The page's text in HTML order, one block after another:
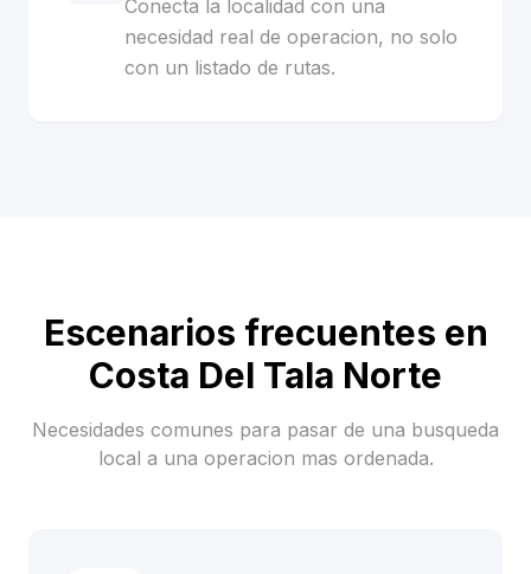
Conecta la localidad con una
necesidad real de operacion, no solo
con un listado de rutas.
Escenarios frecuentes en
Costa Del Tala Norte
Necesidades comunes para pasar de una busqueda
local a una operacion mas ordenada.